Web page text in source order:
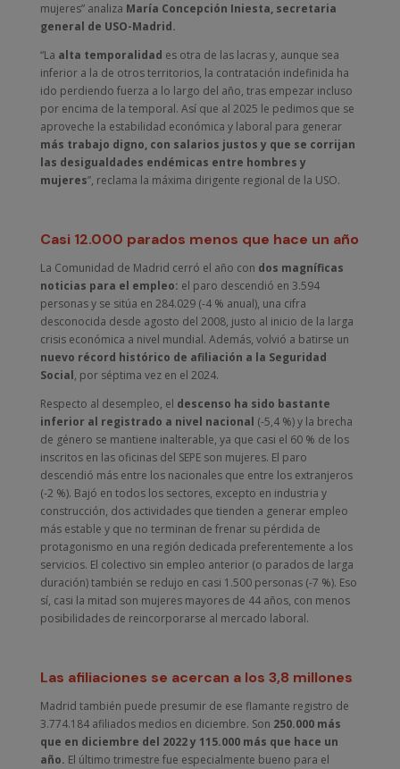
mujeres” analiza María Concepción Iniesta, secretaria
general de USO-Madrid.
“La alta temporalidad es otra de las lacras y, aunque sea
inferior a la de otros territorios, la contratación indefinida ha
ido perdiendo fuerza a lo largo del año, tras empezar incluso
por encima de la temporal. Así que al 2025 le pedimos que se
aproveche la estabilidad económica y laboral para generar
más trabajo digno, con salarios justos y que se corrijan
las desigualdades endémicas entre hombres y
mujeres”, reclama la máxima dirigente regional de la USO.
Casi 12.000 parados menos que hace un año
La Comunidad de Madrid cerró el año con dos magníficas
noticias para el empleo: el paro descendió en 3.594
personas y se sitúa en 284.029 (-4 % anual), una cifra
desconocida desde agosto del 2008, justo al inicio de la larga
crisis económica a nivel mundial. Además, volvió a batirse un
nuevo récord histórico de afiliación a la Seguridad
Social, por séptima vez en el 2024.
Respecto al desempleo, el descenso ha sido bastante
inferior al registrado a nivel nacional (-5,4 %) y la brecha
de género se mantiene inalterable, ya que casi el 60 % de los
inscritos en las oficinas del SEPE son mujeres. El paro
descendió más entre los nacionales que entre los extranjeros
(-2 %). Bajó en todos los sectores, excepto en industria y
construcción, dos actividades que tienden a generar empleo
más estable y que no terminan de frenar su pérdida de
protagonismo en una región dedicada preferentemente a los
servicios. El colectivo sin empleo anterior (o parados de larga
duración) también se redujo en casi 1.500 personas (-7 %). Eso
sí, casi la mitad son mujeres mayores de 44 años, con menos
posibilidades de reincorporarse al mercado laboral.
Las afiliaciones se acercan a los 3,8 millones
Madrid también puede presumir de ese flamante registro de
3.774.184 afiliados medios en diciembre. Son 250.000 más
que en diciembre del 2022 y 115.000 más que hace un
año. El último trimestre fue especialmente bueno para el